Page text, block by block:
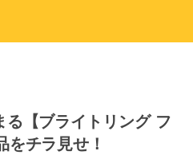
る【ブライトリング フ
をチラ見せ！